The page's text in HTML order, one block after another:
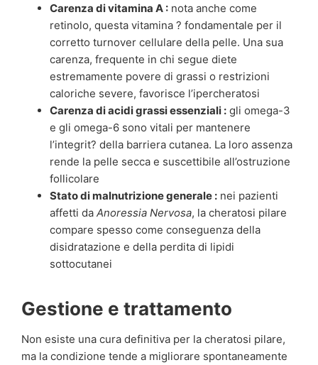
Carenza di vitamina A : nota anche come
retinolo, questa vitamina ? fondamentale per il
corretto turnover cellulare della pelle. Una sua
carenza, frequente in chi segue diete
estremamente povere di grassi o restrizioni
caloriche severe, favorisce l’ipercheratosi
Carenza di acidi grassi essenziali : gli omega-3
e gli omega-6 sono vitali per mantenere
l’integrit? della barriera cutanea. La loro assenza
rende la pelle secca e suscettibile all’ostruzione
follicolare
Stato di malnutrizione generale : nei pazienti
affetti da Anoressia Nervosa, la cheratosi pilare
compare spesso come conseguenza della
disidratazione e della perdita di lipidi
sottocutanei
Gestione e trattamento
Non esiste una cura definitiva per la cheratosi pilare,
ma la condizione tende a migliorare spontaneamente